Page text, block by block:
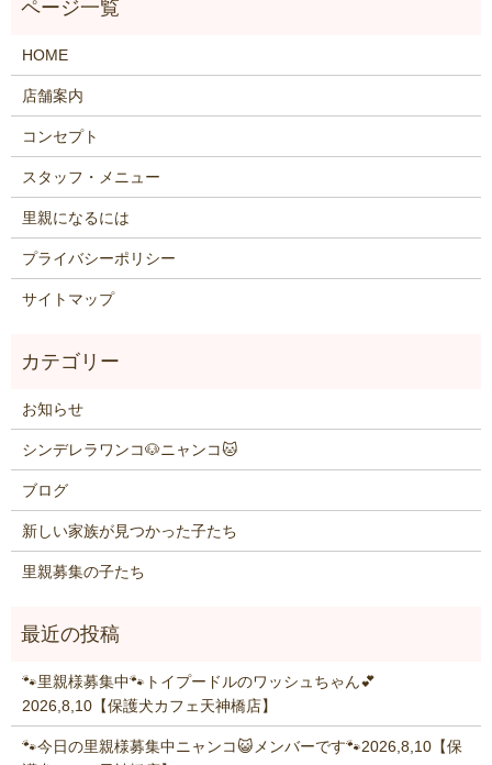
HOME
店舗案内
コンセプト
スタッフ・メニュー
里親になるには
プライバシーポリシー
サイトマップ
お知らせ
シンデレラワンコ🐶ニャンコ🐱
ブログ
新しい家族が見つかった子たち
里親募集の子たち
🐾里親様募集中🐾トイプードルのワッシュちゃん💕
2026,8,10【保護犬カフェ天神橋店】
🐾今日の里親様募集中ニャンコ😺メンバーです🐾2026,8,10【保